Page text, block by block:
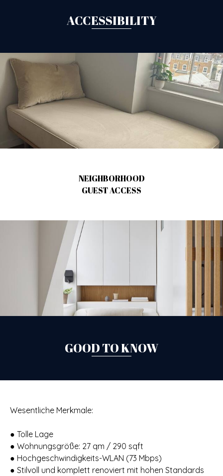
ACCESSIBILITY
NEIGHBORHOOD
GUEST ACCESS
GOOD TO KNOW
Wesentliche Merkmale:
● Tolle Lage
● Wohnungsgröße: 27 qm / 290 sqft
● Hochgeschwindigkeits-WLAN (73 Mbps)
● Stilvoll und komplett renoviert mit hohen Standards